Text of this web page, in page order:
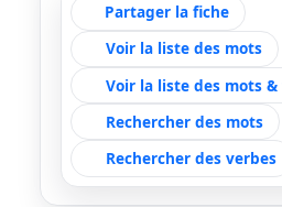
Partager la fiche
Voir la liste des mots
Voir la liste des mots &
Rechercher des mots
Rechercher des verbes